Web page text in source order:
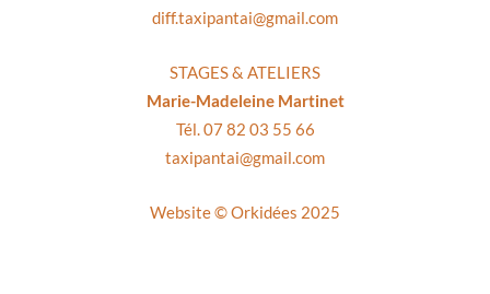
diff.taxipantai@gmail.com
STAGES & ATELIERS
Marie-Madeleine Martinet
Tél. 07 82 03 55 66
taxipantai@gmail.com
Website ©Orkidées 2025